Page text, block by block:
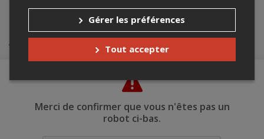
Achat de billets
Merci de confirmer que vous n'êtes pas un
robot ci-bas.
Gérer les préférences
Tout accepter